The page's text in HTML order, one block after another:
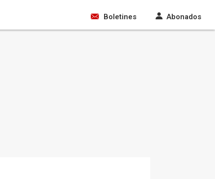
Boletines Abonados